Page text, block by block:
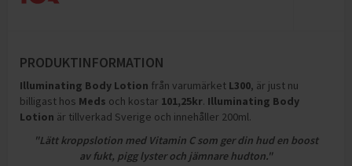
PRODUKTINFORMATION
Illuminating Body Lotion från varumärket L300, är just nu
billigast hos Meds och kostar 101,25kr. Illuminating Body
Lotion är tillverkad Sverige och innehåller 200ml.
"Lätt kroppslotion med Vitamin C som ger din hud en boost
av fukt, pigg lyster och jämnare hudton."